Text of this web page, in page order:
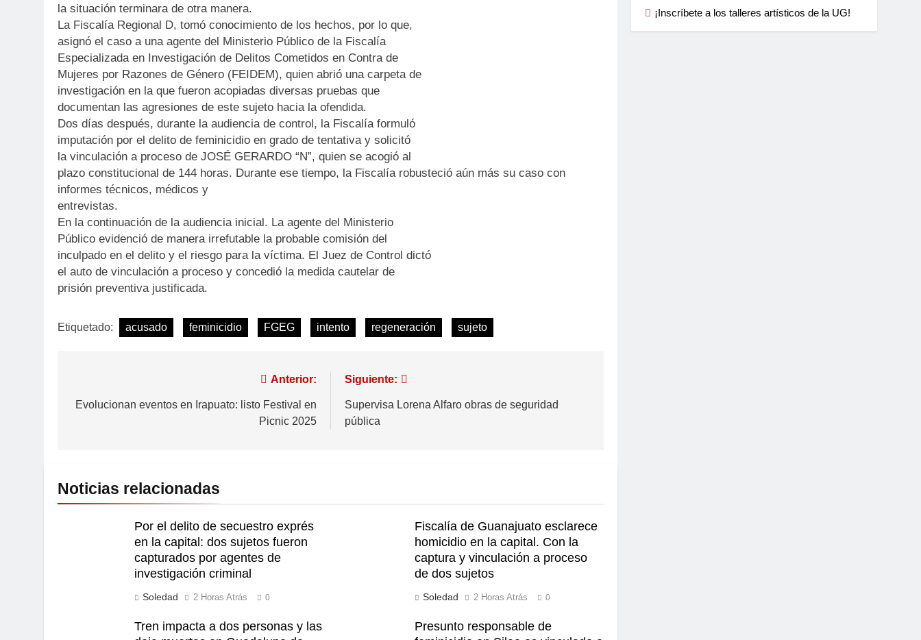
la situación terminara de otra manera.
La Fiscalía Regional D, tomó conocimiento de los hechos, por lo que,
asignó el caso a una agente del Ministerio Público de la Fiscalía
Especializada en Investigación de Delitos Cometidos en Contra de
Mujeres por Razones de Género (FEIDEM), quien abrió una carpeta de
investigación en la que fueron acopiadas diversas pruebas que
documentan las agresiones de este sujeto hacia la ofendida.
Dos días después, durante la audiencia de control, la Fiscalía formuló
imputación por el delito de feminicidio en grado de tentativa y solicitó
la vinculación a proceso de JOSÉ GERARDO “N”, quien se acogió al
plazo constitucional de 144 horas. Durante ese tiempo, la Fiscalía robusteció aún más su caso con
informes técnicos, médicos y
entrevistas.
En la continuación de la audiencia inicial. La agente del Ministerio
Público evidenció de manera irrefutable la probable comisión del
inculpado en el delito y el riesgo para la víctima. El Juez de Control dictó
el auto de vinculación a proceso y concedió la medida cautelar de
prisión preventiva justificada.
Etiquetado: acusado feminicidio FGEG intento regeneración sujeto
Anterior:
Evolucionan eventos en Irapuato: listo Festival en
Picnic 2025
Siguiente:
Supervisa Lorena Alfaro obras de seguridad
pública
Noticias relacionadas
Por el delito de secuestro exprés
en la capital: dos sujetos fueron
capturados por agentes de
investigación criminal
Soledad 2 Horas Atrás 0
Fiscalía de Guanajuato esclarece
homicidio en la capital. Con la
captura y vinculación a proceso
de dos sujetos
Soledad 2 Horas Atrás 0
Tren impacta a dos personas y las
Presunto responsable de
¡Inscríbete a los talleres artísticos de la UG!